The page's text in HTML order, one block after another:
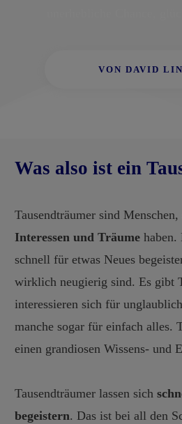
VON DAVID
Was also ist ein
Tausendträumer sind Menschen,
Interessen und Träume haben.
schnell für etwas Neues
wirklich neugierig sind. Es gibt
interessieren sich für
manche sogar für einfach alles.
einen grandiosen Wissens- und
Tausendträumer lassen sich
begeistern. Das ist bei all den